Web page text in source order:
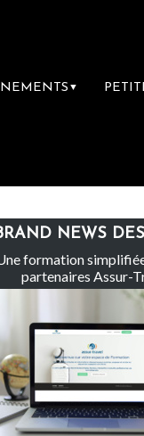
▼
groupeNEWS
formation
partenaires Assur-